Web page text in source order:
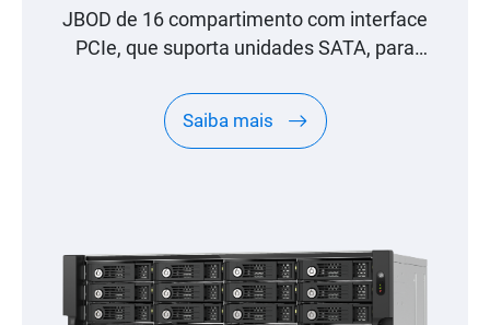
JBOD de 16 compartimento com interface
PCIe, que suporta unidades SATA, para
especificamente para NAS QNAP
Saiba mais